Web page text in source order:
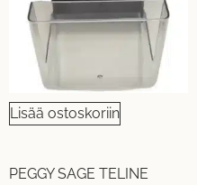
Lisää ostoskoriin
PEGGY SAGE TELINE